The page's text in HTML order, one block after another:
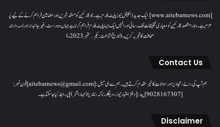
[www.aitebarnews.com] ایک جدید ڈیجیٹل نیوز پلیٹ فارم ہے۔ جو قارئین کو مستند خبریں اور مضامین فراہم کرنے کے لیے پُر
عزم ہے۔ ہمارا مقصدقارئین کو معیاری تخلیقات تک رسائی اور انہیں ایک ایسا پلیٹ فارم فراہم کرنا ہے جہاں وہ درست، غیر جانبدار اور ذمہ دارانہ
صحافت کا تجربہ کریں۔( تاریخ اشاعت : یکم؍ ستمبر 2023ء)
Contact Us
ہم آپ کی رائے، تجاویز اور سوالات کا خیرمقدم کرتے ہیں۔ ہم سےای میل: [aitebarnews@gmail.com]فون نمبر:
[9028167307]پتہ: [دفتر اعتبار نیوز، ، دیگلور ناکہ، ناندیڑ(مہاراشٹر) ] پر رابطہ کیا جاسکتا ہے۔
Disclaimer